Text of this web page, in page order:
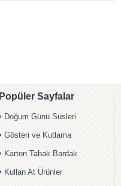
Popüler Sayfalar
Doğum Günü Süsleri
Gösteri ve Kutlama
Karton Tabak Bardak
Kullan At Ürünler